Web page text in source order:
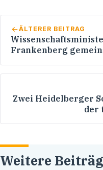
ÄLTERER BEITRAG
Frankenberg
Universitätsklinik
Zwei Heidelberger
der
Weitere